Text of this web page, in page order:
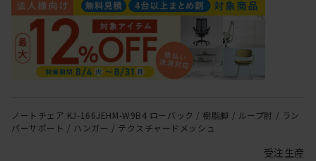
ノートチェア KJ-166JEHM-W9B4 ローバック / 樹脂脚 / ループ肘 / ラン
バーサポート / ハンガー / テクスチャードメッシュ
受注生産